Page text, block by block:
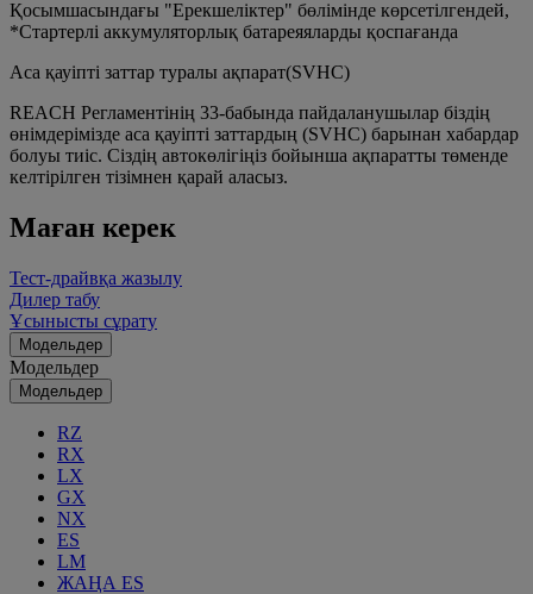
Қосымшасындағы "Ерекшеліктер" бөлімінде көрсетілгендей,
*Стартерлі аккумуляторлық батареяяларды қоспағанда
Аса қауіпті заттар туралы ақпарат(SVHC)
REACH Регламентінің 33-бабында пайдаланушылар біздің
өнімдерімізде аса қауіпті заттардың (SVHC) барынан хабардар
болуы тиіс. Сіздің автокөлігіңіз бойынша ақпаратты төменде
келтірілген тізімнен қарай аласыз.
Маған керек
Тест-драйвқа жазылу
Дилер табу
Ұсынысты сұрату
Модельдер
Модельдер
Модельдер
RZ
RX
LX
GX
NX
ES
LM
ЖАҢА ES